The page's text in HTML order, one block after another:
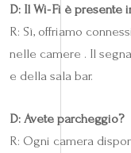
D: Il Wi‑Fi è presente
R: Sì, offriamo
nelle camere . Il
e della sala bar.
D: Avete parcheggio?
R: Ogni camera